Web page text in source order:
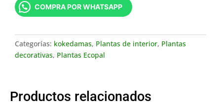
COMPRA POR WHATSAPP
Categorías: kokedamas, Plantas de interior, Plantas
decorativas, Plantas Ecopal
Productos relacionados